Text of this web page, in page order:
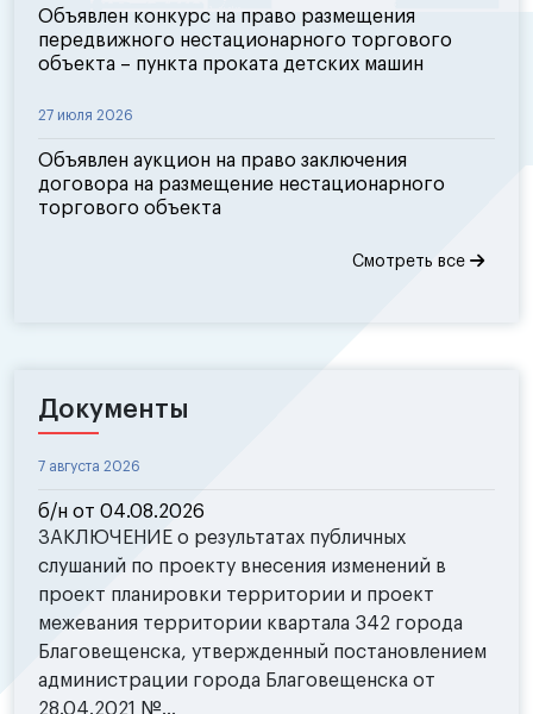
Объявлен конкурс на право размещения
передвижного нестационарного торгового
объекта – пункта проката детских машин
27 июля 2026
Объявлен аукцион на право заключения
договора на размещение нестационарного
торгового объекта
Смотреть все
Документы
7 августа 2026
б/н от 04.08.2026
ЗАКЛЮЧЕНИЕ о результатах публичных
слушаний по проекту внесения изменений в
проект планировки территории и проект
межевания территории квартала 342 города
Благовещенска, утвержденный постановлением
администрации города Благовещенска от
28.04.2021 №...